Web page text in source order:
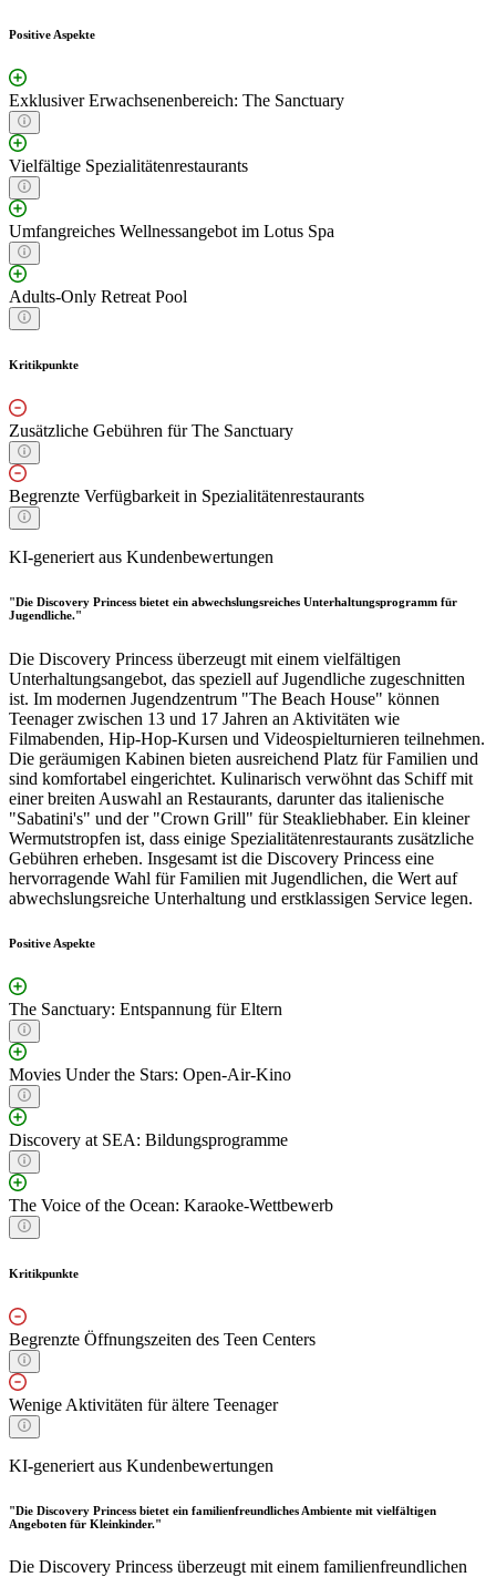
Positive Aspekte
Exklusiver Erwachsenenbereich: The Sanctuary
Vielfältige Spezialitätenrestaurants
Umfangreiches Wellnessangebot im Lotus Spa
Adults-Only Retreat Pool
Kritikpunkte
Zusätzliche Gebühren für The Sanctuary
Begrenzte Verfügbarkeit in Spezialitätenrestaurants
KI-generiert aus Kundenbewertungen
"Die Discovery Princess bietet ein abwechslungsreiches Unterhaltungsprogramm für
Jugendliche."
Die Discovery Princess überzeugt mit einem vielfältigen
Unterhaltungsangebot, das speziell auf Jugendliche zugeschnitten
ist. Im modernen Jugendzentrum "The Beach House" können
Teenager zwischen 13 und 17 Jahren an Aktivitäten wie
Filmabenden, Hip-Hop-Kursen und Videospielturnieren teilnehmen.
Die geräumigen Kabinen bieten ausreichend Platz für Familien und
sind komfortabel eingerichtet. Kulinarisch verwöhnt das Schiff mit
einer breiten Auswahl an Restaurants, darunter das italienische
"Sabatini's" und der "Crown Grill" für Steakliebhaber. Ein kleiner
Wermutstropfen ist, dass einige Spezialitätenrestaurants zusätzliche
Gebühren erheben. Insgesamt ist die Discovery Princess eine
hervorragende Wahl für Familien mit Jugendlichen, die Wert auf
abwechslungsreiche Unterhaltung und erstklassigen Service legen.
Positive Aspekte
The Sanctuary: Entspannung für Eltern
Movies Under the Stars: Open-Air-Kino
Discovery at SEA: Bildungsprogramme
The Voice of the Ocean: Karaoke-Wettbewerb
Kritikpunkte
Begrenzte Öffnungszeiten des Teen Centers
Wenige Aktivitäten für ältere Teenager
KI-generiert aus Kundenbewertungen
"Die Discovery Princess bietet ein familienfreundliches Ambiente mit vielfältigen
Angeboten für Kleinkinder."
Die Discovery Princess überzeugt mit einem familienfreundlichen